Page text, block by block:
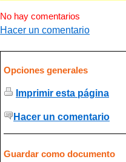
No hay comentarios
Hacer un comentario
Opciones generales
Imprimir esta página
Hacer un comentario
Guardar como documento